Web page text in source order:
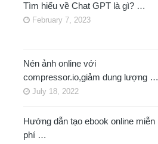
Tìm hiểu về Chat GPT là gì? …
February 7, 2023
Nén ảnh online với
compressor.io,giảm dung lượng …
July 18, 2022
Hướng dẫn tạo ebook online miễn
phí …